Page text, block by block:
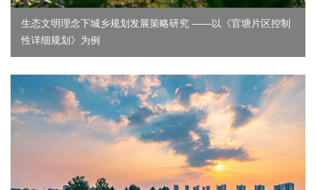
生态文明理念下城乡规划发展策略研究 ——以《官塘片区控制
性详细规划》为例